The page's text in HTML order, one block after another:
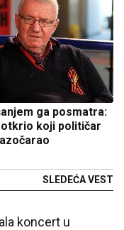
ga posmatra:
koji političar
SLEDEĆA VEST
koncert u